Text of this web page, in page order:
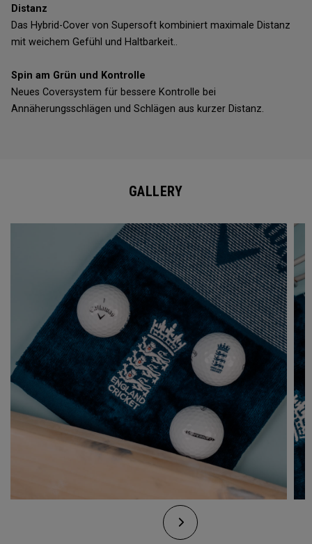
Distanz
Das Hybrid-Cover von Supersoft kombiniert maximale Distanz
mit weichem Gefühl und Haltbarkeit..
Spin am Grün und Kontrolle
Neues Coversystem für bessere Kontrolle bei
Annäherungsschlägen und Schlägen aus kurzer Distanz.
GALLERY